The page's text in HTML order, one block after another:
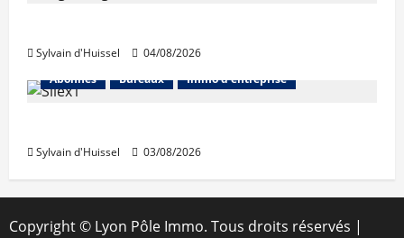
Sylvain d'Huissel
04/08/2026
Abonnés
Bureaux Immo d'entreprise
Sylvain d'Huissel 03/08/2026
Copyright © Lyon Pôle Immo. Tous droits réservés |